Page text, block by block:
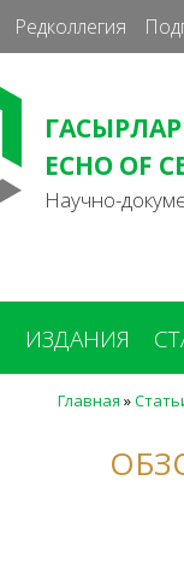
Редколлегия
ECHO OF
Научно-
ИЗДАНИЯ
Главная »